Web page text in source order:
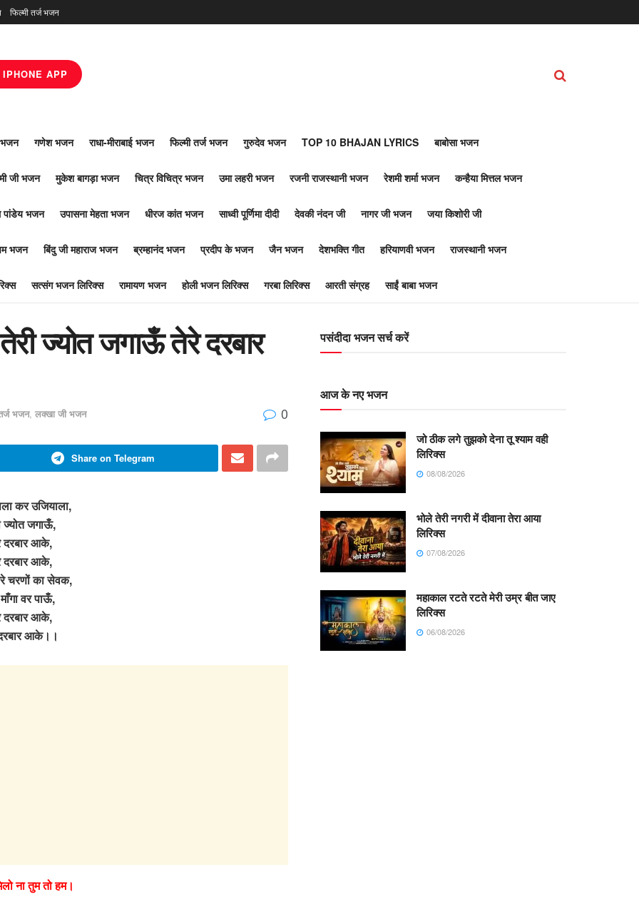
फिल्मी तर्ज भजन
IPHONE APP
भजन गणेश भजन राधा-मीराबाई भजन फिल्मी तर्ज भजन गुरुदेव भजन TOP 10 BHAJAN LYRICS बाबोसा भजन
जी भजन मुकेश बागड़ा भजन चित्र विचित्र भजन उमा लहरी भजन रजनी राजस्थानी भजन रेशमी शर्मा भजन कन्हैया मित्तल भजन
पांडेय भजन उपासना मेहता भजन धीरज कांत भजन साध्वी पूर्णिमा दीदी देवकी नंदन जी नागर जी भजन जया किशोरी जी
भजन बिंदु जी महाराज भजन ब्रम्हानंद भजन प्रदीप के भजन जैन भजन देशभक्ति गीत हरियाणवी भजन राजस्थानी भजन
सत्संग भजन लिरिक्स रामायण भजन होली भजन लिरिक्स गरबा लिरिक्स आरती संग्रह साईं बाबा भजन
ज्योत जगाऊँ तेरे दरबार
भजन, लक्खा जी भजन 0
Share on Telegram
कर उजियाला,
ज्योत जगाऊँ,
दरबार आके,
दरबार आके,
चरणों का सेवक,
वर पाऊँ,
दरबार आके,
आके।।
ना तुम तो हम।
पसंदीदा भजन सर्च करें
आज के नए भजन
जो ठीक लगे तुझको देना तू श्याम वही
लिरिक्स
08/08/2026
भोले तेरी नगरी में दीवाना तेरा आया
लिरिक्स
07/08/2026
महाकाल रटते रटते मेरी उम्र बीत जाए
लिरिक्स
06/08/2026